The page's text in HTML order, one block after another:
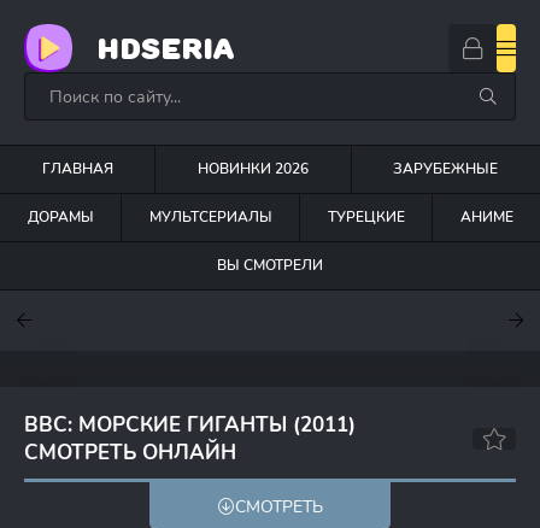
HDSERIA
ГЛАВНАЯ НОВИНКИ 2026 ЗАРУБЕЖНЫЕ
ДОРАМЫ МУЛЬТСЕРИАЛЫ ТУРЕЦКИЕ АНИМЕ
ВЫ СМОТРЕЛИ
BBC: МОРСКИЕ ГИГАНТЫ (2011)
СМОТРЕТЬ ОНЛАЙН
8.1
СМОТРЕТЬ